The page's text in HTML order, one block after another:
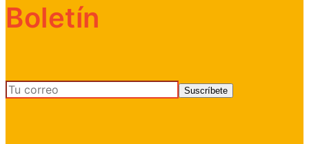
Boletín